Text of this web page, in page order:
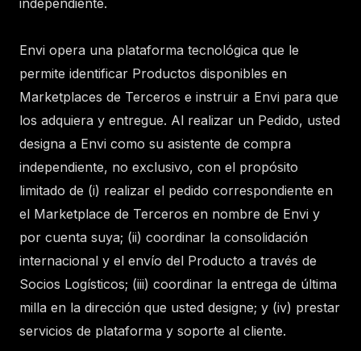
Envi opera una plataforma tecnológica que le
permite identificar Productos disponibles en
Marketplaces de Terceros e instruir a Envi para que
los adquiera y entregue. Al realizar un Pedido, usted
designa a Envi como su asistente de compra
independiente, no exclusivo, con el propósito
limitado de (i) realizar el pedido correspondiente en
el Marketplace de Terceros en nombre de Envi y
por cuenta suya; (ii) coordinar la consolidación
internacional y el envío del Producto a través de
Socios Logísticos; (iii) coordinar la entrega de última
milla en la dirección que usted designe; y (iv) prestar
servicios de plataforma y soporte al cliente.